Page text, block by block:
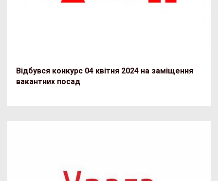
Відбувся конкурс 04 квітня 2024 на заміщення
вакантних посад